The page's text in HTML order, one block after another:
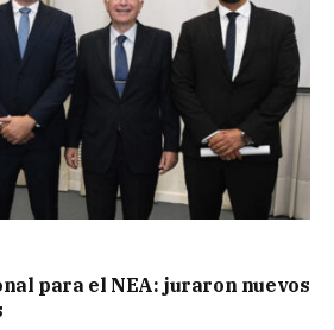
para el NEA: juraron nuevos